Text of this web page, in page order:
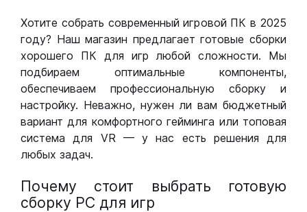
Хотите собрать современный игровой ПК в 2025
году? Наш магазин предлагает готовые сборки
хорошего ПК для игр любой сложности. Мы
подбираем оптимальные компоненты,
обеспечиваем профессиональную сборку и
настройку. Неважно, нужен ли вам бюджетный
вариант для комфортного гейминга или топовая
система для VR — у нас есть решения для
любых задач.
Почему стоит выбрать готовую
сборку РС для игр